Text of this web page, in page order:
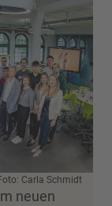
Carla Schmidt
neuen